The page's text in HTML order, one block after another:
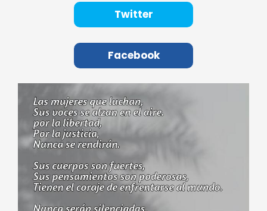
Twitter
Facebook